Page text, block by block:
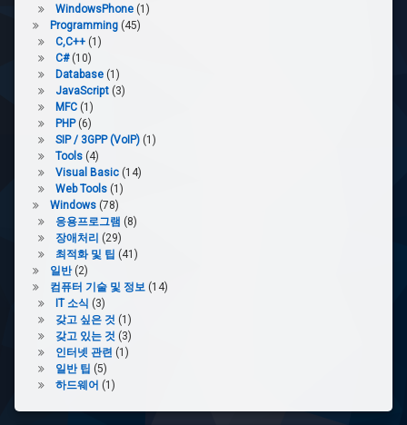
WindowsPhone(1)
Programming(45)
C,C++(1)
C#(10)
Database(1)
JavaScript(3)
MFC(1)
PHP(6)
SIP / 3GPP (VoIP)(1)
Tools(4)
Visual Basic(14)
Web Tools(1)
Windows(78)
응용프로그램 (8)
장애처리 (29)
최적화 및 팁 (41)
일반(2)
컴퓨터 기술 및 정보 (14)
IT 소식 (3)
갖고 싶은 것 (1)
갖고 있는 것 (3)
인터넷 관련 (1)
일반 팁 (5)
하드웨어 (1)